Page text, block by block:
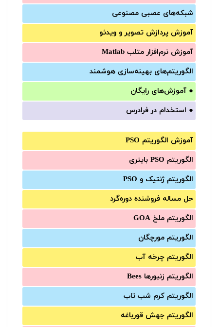
شبکه‌های عصبی مصنوعی
آموزش‌ پردازش تصویر و ویدئو
آموزش‌ نرم‌افزار متلب Matlab
الگوریتم‌های بهینه‌سازی هوشمند
● آموزش‌های رایگان
● استخدام در فرادرس
آموزش الگوریتم PSO
الگوریتم PSO باینری
الگوریتم ژنتیک و PSO
حل مساله فروشنده دوره‌گرد
الگوریتم ملخ GOA
الگوریتم مورچگان
الگوریتم چرخه آب
الگوریتم زنبورها Bees
الگوریتم کرم شب تاب
الگوریتم جهش قورباغه